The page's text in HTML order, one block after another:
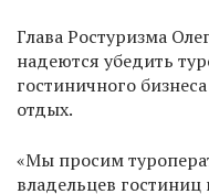
Глава Ростуризма
надеются убедить
гостиничного
отдых.
«Мы просим
владельцев